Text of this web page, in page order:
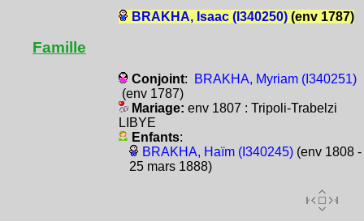
BRAKHA, Isaac (I340250)(env 1787)
Famille
Conjoint:
BRAKHA, Myriam (I340251)
(env 1787)
Mariage: env 1807 : Tripoli-Trabelzi
LIBYE
Enfants:
BRAKHA, Haïm (I340245)(env 1808 -
25 mars 1888)